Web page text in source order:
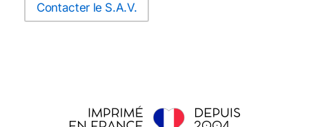
Contacter le S.A.V.